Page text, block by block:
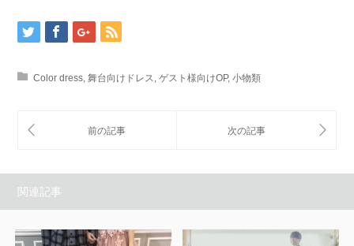
Color dress 舞台向けドレス ゲスト様向けOP, 小物類
関連記事